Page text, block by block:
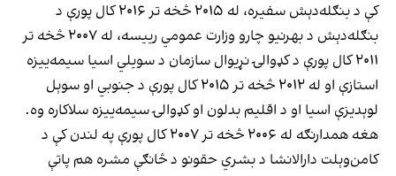
کې د بنګله‌دېش سفیره، له ۲۰۱۵ څخه تر ۲۰۱۶ کال پورې د
بنګله‌دېش د بهرنیو چارو وزارت عمومي رییسه، له ۲۰۰۷ څخه تر
۲۰۱۱ کال پورې د کډوالۍ نړیوال سازمان د سویلي اسیا سیمه‌ییزه
استازې او له ۲۰۱۲ څخه تر ۲۰۱۵ کال پورې د جنوبي او سوېل
لوېدیزې اسیا او د اقلیم بدلون او کډوالۍ سیمه‌ییزه سلاکاره وه.
هغه همدارنګه له ۲۰۰۶ څخه تر ۲۰۰۷ کال پورې په لندن کې د
کامن‌وېلت دارالانشا د بشري حقونو د څانګې مشره هم پاتې